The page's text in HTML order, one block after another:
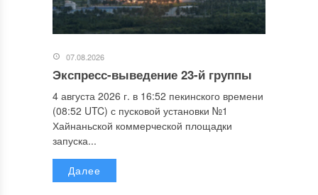
07.08.2026
Экспресс-выведение 23-й группы
4 августа 2026 г. в 16:52 пекинского времени
(08:52 UTC) с пусковой установки №1
Хайнаньской коммерческой площадки
запуска...
Далее